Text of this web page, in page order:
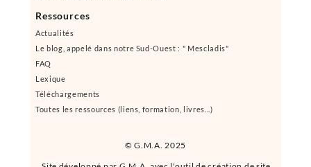
© G.M.A. 2025
Ressources
Actualités
Le blog, appelé dans notre Sud-Ouest : " Mescladis"
FAQ
Lexique
Téléchargements
Toutes les ressources (liens, formation, livres...)